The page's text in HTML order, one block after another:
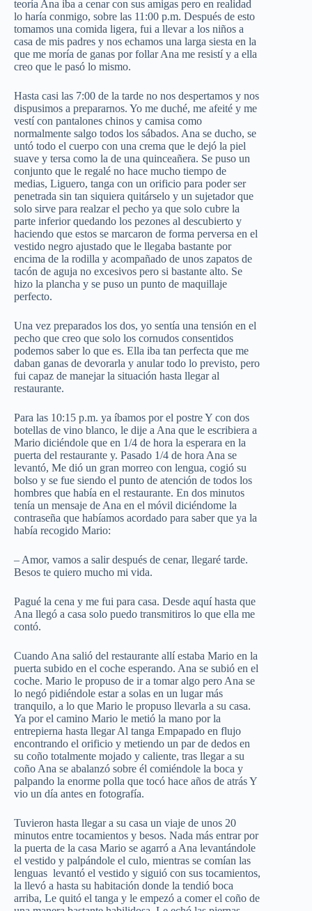
teoría Ana iba a cenar con sus amigas pero en realidad
lo haría conmigo, sobre las 11:00 p.m. Después de esto
tomamos una comida ligera, fui a llevar a los niños a
casa de mis padres y nos echamos una larga siesta en la
que me moría de ganas por follar Ana me resistí y a ella
creo que le pasó lo mismo.
Hasta casi las 7:00 de la tarde no nos despertamos y nos
dispusimos a prepararnos. Yo me duché, me afeité y me
vestí con pantalones chinos y camisa como
normalmente salgo todos los sábados. Ana se ducho, se
untó todo el cuerpo con una crema que le dejó la piel
suave y tersa como la de una quinceañera. Se puso un
conjunto que le regalé no hace mucho tiempo de
medias, Liguero, tanga con un orificio para poder ser
penetrada sin tan siquiera quitárselo y un sujetador que
solo sirve para realzar el pecho ya que solo cubre la
parte inferior quedando los pezones al descubierto y
haciendo que estos se marcaron de forma perversa en el
vestido negro ajustado que le llegaba bastante por
encima de la rodilla y acompañado de unos zapatos de
tacón de aguja no excesivos pero si bastante alto. Se
hizo la plancha y se puso un punto de maquillaje
perfecto.
Una vez preparados los dos, yo sentía una tensión en el
pecho que creo que solo los cornudos consentidos
podemos saber lo que es. Ella iba tan perfecta que me
daban ganas de devorarla y anular todo lo previsto, pero
fui capaz de manejar la situación hasta llegar al
restaurante.
Para las 10:15 p.m. ya íbamos por el postre Y con dos
botellas de vino blanco, le dije a Ana que le escribiera a
Mario diciéndole que en 1/4 de hora la esperara en la
puerta del restaurante y. Pasado 1/4 de hora Ana se
levantó, Me dió un gran morreo con lengua, cogió su
bolso y se fue siendo el punto de atención de todos los
hombres que había en el restaurante. En dos minutos
tenía un mensaje de Ana en el móvil diciéndome la
contraseña que habíamos acordado para saber que ya la
había recogido Mario:
– Amor, vamos a salir después de cenar, llegaré tarde.
Besos te quiero mucho mi vida.
Pagué la cena y me fui para casa. Desde aquí hasta que
Ana llegó a casa solo puedo transmitiros lo que ella me
contó.
Cuando Ana salió del restaurante allí estaba Mario en la
puerta subido en el coche esperando. Ana se subió en el
coche. Mario le propuso de ir a tomar algo pero Ana se
lo negó pidiéndole estar a solas en un lugar más
tranquilo, a lo que Mario le propuso llevarla a su casa.
Ya por el camino Mario le metió la mano por la
entrepierna hasta llegar Al tanga Empapado en flujo
encontrando el orificio y metiendo un par de dedos en
su coño totalmente mojado y caliente, tras llegar a su
coño Ana se abalanzó sobre él comiéndole la boca y
palpando la enorme polla que tocó hace años de atrás Y
vio un día antes en fotografía.
Tuvieron hasta llegar a su casa un viaje de unos 20
minutos entre tocamientos y besos. Nada más entrar por
la puerta de la casa Mario se agarró a Ana levantándole
el vestido y palpándole el culo, mientras se comían las
lenguas levantó el vestido y siguió con sus tocamientos,
la llevó a hasta su habitación donde la tendió boca
arriba, Le quitó el tanga y le empezó a comer el coño de